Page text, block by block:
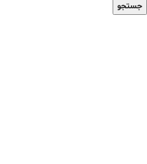
جستجو